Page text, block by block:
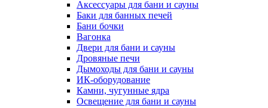
Аксессуары для бани и сауны
Баки для банных печей
Бани бочки
Вагонка
Двери для бани и сауны
Дровяные печи
Дымоходы для бани и сауны
ИК-оборудование
Камни, чугунные ядра
Освещение для бани и сауны